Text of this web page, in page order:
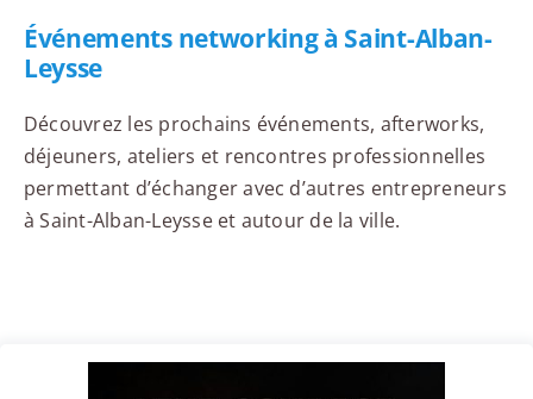
Événements networking à Saint-Alban-
Leysse
Découvrez les prochains événements, afterworks,
déjeuners, ateliers et rencontres professionnelles
permettant d’échanger avec d’autres entrepreneurs
à Saint-Alban-Leysse et autour de la ville.